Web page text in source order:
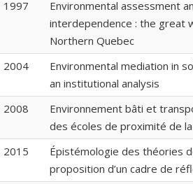
1997
Environmental assessment
interdependence : the great
Northern Quebec
2004
Environmental mediation in
an institutional analysis
2008
Environnement bâti et
des écoles de proximité de
2015
Épistémologie des théories
proposition d’un cadre de